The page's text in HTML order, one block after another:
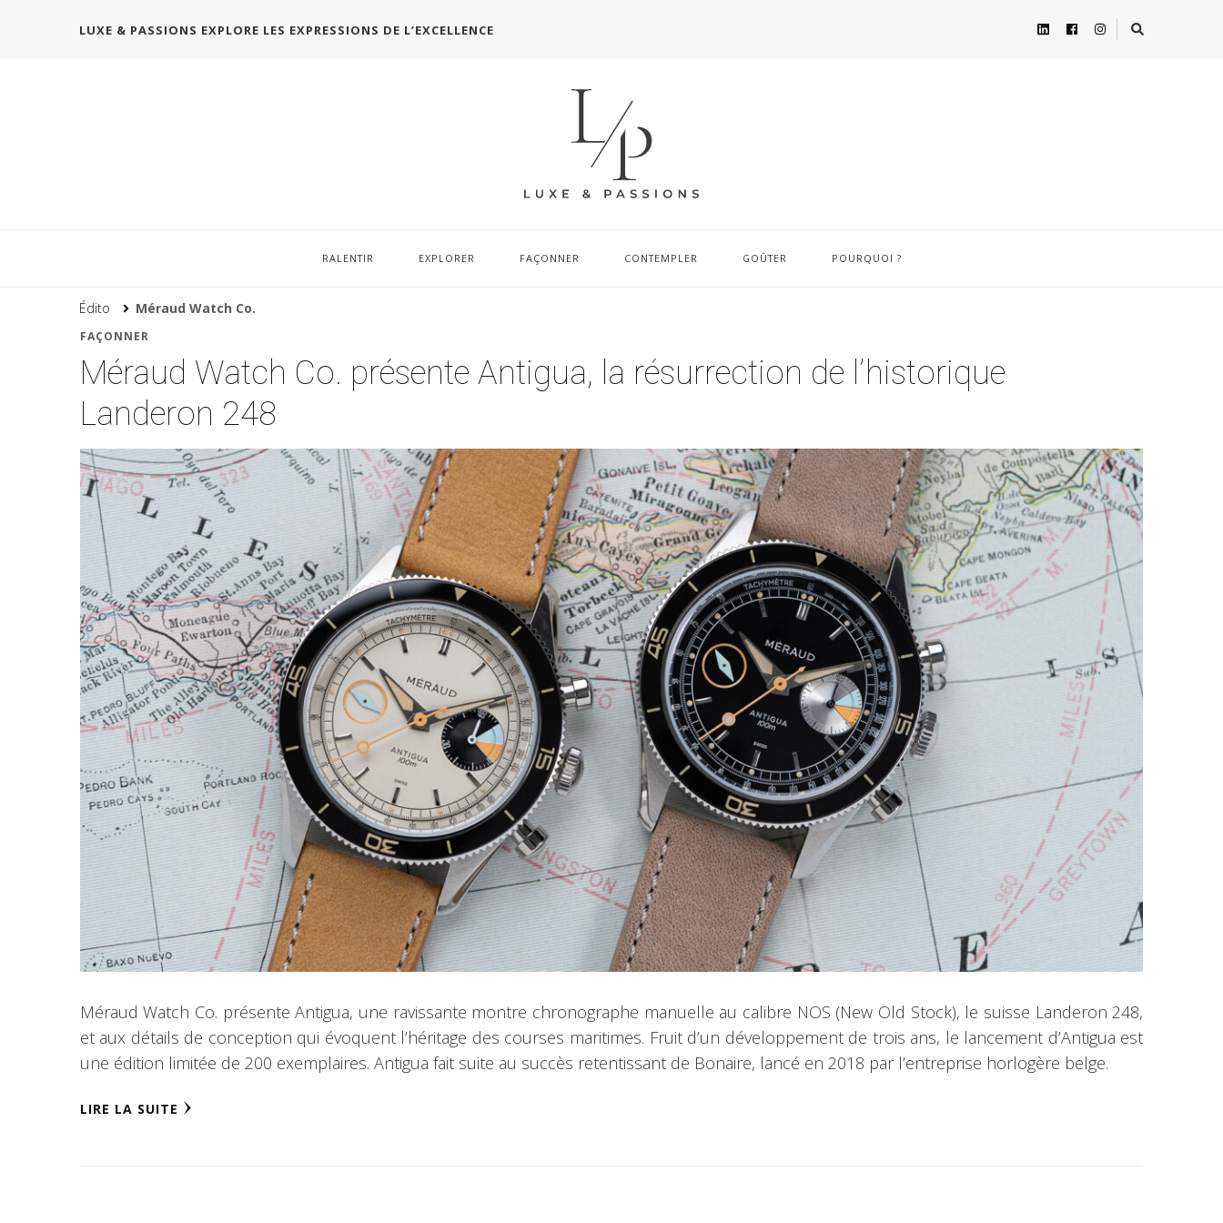
LUXE & PASSIONS EXPLORE LES EXPRESSIONS DE L’EXCELLENCE
RALENTIR EXPLORER FAÇONNER CONTEMPLER GOÛTER POURQUOI ?
Édito Méraud Watch Co.
FAÇONNER
Méraud Watch Co. présente Antigua, la résurrection de l’historique
Landeron 248
Méraud Watch Co. présente Antigua, une ravissante montre chronographe manuelle au calibre NOS (New Old Stock), le suisse Landeron 248,
et aux détails de conception qui évoquent l’héritage des courses maritimes. Fruit d’un développement de trois ans, le lancement d’Antigua est
une édition limitée de 200 exemplaires. Antigua fait suite au succès retentissant de Bonaire, lancé en 2018 par l’entreprise horlogère belge.
LIRE LA SUITE